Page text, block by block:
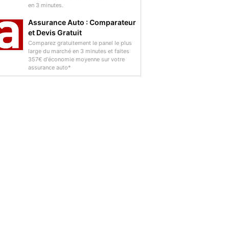
en 3 minutes.
Assurance Auto : Comparateur
et Devis Gratuit
Comparez gratuitement le panel le plus
large du marché en 3 minutes et faites
357€ d'économie moyenne sur votre
assurance auto*